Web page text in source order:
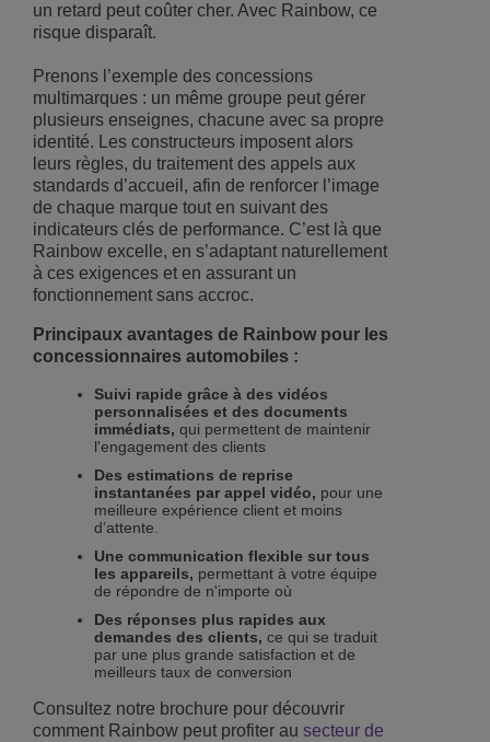
un retard peut coûter cher. Avec Rainbow, ce
risque disparaît.
Prenons l’exemple des concessions
multimarques : un même groupe peut gérer
plusieurs enseignes, chacune avec sa propre
identité. Les constructeurs imposent alors
leurs règles, du traitement des appels aux
standards d’accueil, afin de renforcer l’image
de chaque marque tout en suivant des
indicateurs clés de performance. C’est là que
Rainbow excelle, en s’adaptant naturellement
à ces exigences et en assurant un
fonctionnement sans accroc.
Principaux avantages de Rainbow pour les
concessionnaires automobiles :
Suivi rapide grâce à des vidéos
personnalisées et des documents
immédiats, qui permettent de maintenir
l'engagement des clients
Des estimations de reprise
instantanées par appel vidéo, pour une
meilleure expérience client et moins
d’attente.
Une communication flexible sur tous
les appareils, permettant à votre équipe
de répondre de n'importe où
Des réponses plus rapides aux
demandes des clients, ce qui se traduit
par une plus grande satisfaction et de
meilleurs taux de conversion
Consultez notre brochure pour découvrir
comment Rainbow peut profiter au secteur de